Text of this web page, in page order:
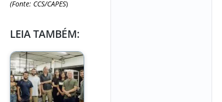
(Fonte: CCS/CAPES)
LEIA TAMBÉM: